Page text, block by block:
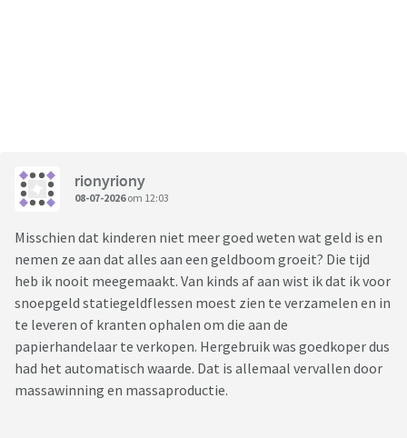
rionyriony
08-07-2026om 12:03
Misschien dat kinderen niet meer goed weten wat geld is en
nemen ze aan dat alles aan een geldboom groeit? Die tijd
heb ik nooit meegemaakt. Van kinds af aan wist ik dat ik voor
snoepgeld statiegeldflessen moest zien te verzamelen en in
te leveren of kranten ophalen om die aan de
papierhandelaar te verkopen. Hergebruik was goedkoper dus
had het automatisch waarde. Dat is allemaal vervallen door
massawinning en massaproductie.